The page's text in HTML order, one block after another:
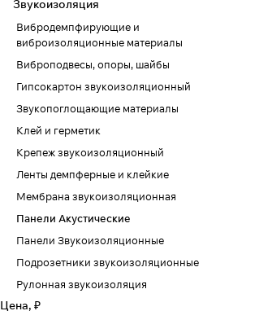
Звукоизоляция
Вибродемпфирующие и
виброизоляционные материалы
Виброподвесы, опоры, шайбы
Гипсокартон звукоизоляционный
Звукопоглощающие материалы
Клей и герметик
Крепеж звукоизоляционный
Ленты демпферные и клейкие
Мембрана звукоизоляционная
Панели Акустические
Панели Звукоизоляционные
Подрозетники звукоизоляционные
Рулонная звукоизоляция
Цена, ₽